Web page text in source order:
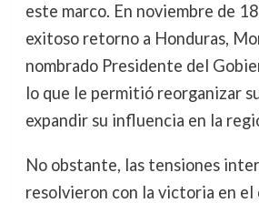
este marco. En noviembre de
exitoso retorno a Honduras,
nombrado Presidente del
lo que le permitió reorganizar
expandir su influencia en la
No obstante, las tensiones
resolvieron con la victoria en el